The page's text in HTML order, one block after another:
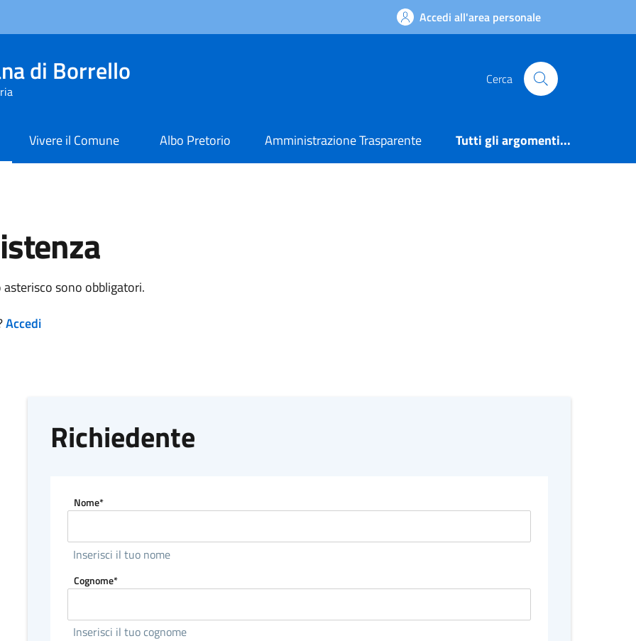
Accedi all'area personale
di Borrello Cerca
Vivere il Comune Albo Pretorio Amministrazione Trasparente Tutti gli argomenti...
sono obbligatori.
Accedi
Richiedente
Nome*
Inserisci il tuo nome
Cognome*
Inserisci il tuo cognome